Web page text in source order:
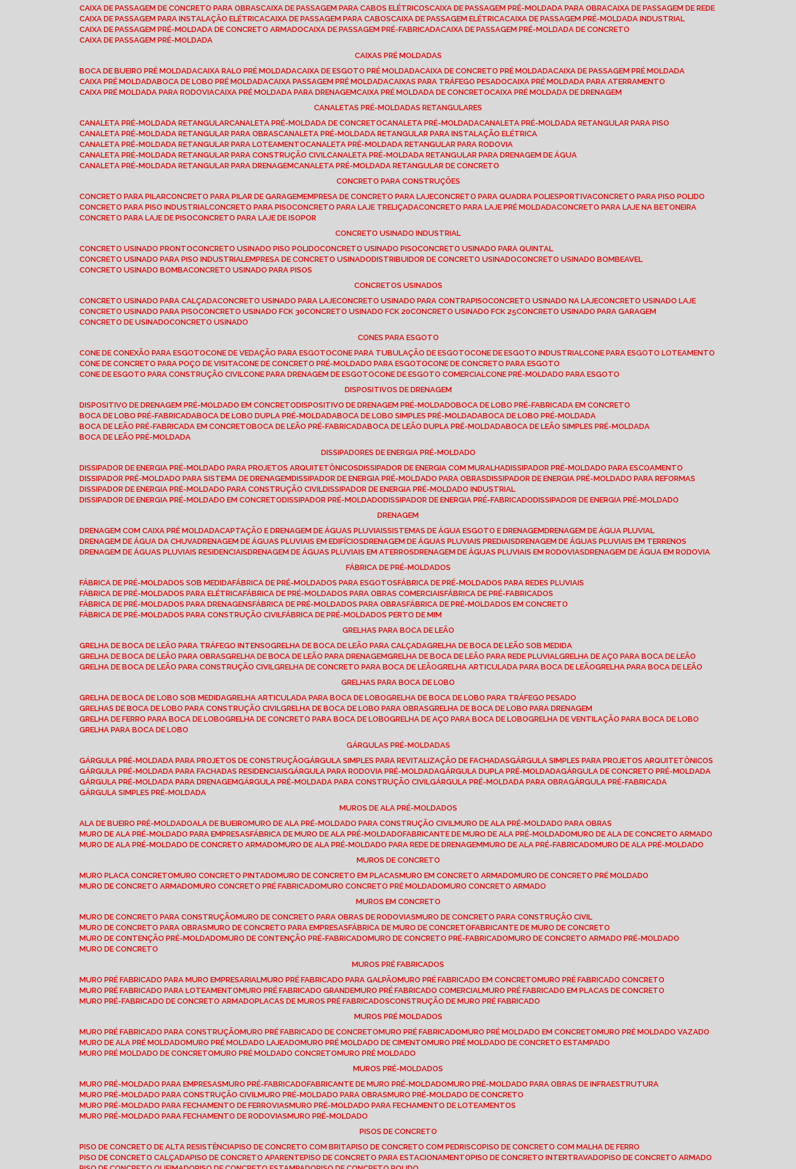
CAIXA DE PASSAGEM DE CONCRETO PARA OBRAS CAIXA DE PASSAGEM PARA CABOS ELÉTRICOS CAIXA DE PASSAGEM PRÉ-MOLDADA PARA OBRA CAIXA DE PASSAGEM DE REDE
CAIXA DE PASSAGEM PARA INSTALAÇÃO ELÉTRICA CAIXA DE PASSAGEM PARA CABOS CAIXA DE PASSAGEM ELÉTRICA CAIXA DE PASSAGEM PRÉ-MOLDADA INDUSTRIAL
CAIXA DE PASSAGEM PRÉ-MOLDADA DE CONCRETO ARMADO CAIXA DE PASSAGEM PRÉ-FABRICADA CAIXA DE PASSAGEM PRÉ-MOLDADA DE CONCRETO
CAIXA DE PASSAGEM PRÉ-MOLDADA
CAIXAS PRÉ MOLDADAS
BOCA DE BUEIRO PRÉ MOLDADA CAIXA RALO PRÉ MOLDADA CAIXA DE ESGOTO PRÉ MOLDADA CAIXA DE CONCRETO PRÉ MOLDADA CAIXA DE PASSAGEM PRÉ MOLDADA
CAIXA PRÉ MOLDADA BOCA DE LOBO PRÉ MOLDADA CAIXA PASSAGEM PRÉ MOLDADA CAIXAS PARA TRÁFEGO PESADO CAIXA PRÉ MOLDADA PARA ATERRAMENTO
CAIXA PRÉ MOLDADA PARA RODOVIA CAIXA PRÉ MOLDADA PARA DRENAGEM CAIXA PRÉ MOLDADA DE CONCRETO CAIXA PRÉ MOLDADA DE DRENAGEM
CANALETAS PRÉ-MOLDADAS RETANGULARES
CANALETA PRÉ-MOLDADA RETANGULAR CANALETA PRÉ-MOLDADA DE CONCRETO CANALETA PRÉ-MOLDADA CANALETA PRÉ-MOLDADA RETANGULAR PARA PISO
CANALETA PRÉ-MOLDADA RETANGULAR PARA OBRAS CANALETA PRÉ-MOLDADA RETANGULAR PARA INSTALAÇÃO ELÉTRICA
CANALETA PRÉ-MOLDADA RETANGULAR PARA LOTEAMENTO CANALETA PRÉ-MOLDADA RETANGULAR PARA RODOVIA
CANALETA PRÉ-MOLDADA RETANGULAR PARA CONSTRUÇÃO CIVIL CANALETA PRÉ-MOLDADA RETANGULAR PARA DRENAGEM DE ÁGUA
CANALETA PRÉ-MOLDADA RETANGULAR PARA DRENAGEM CANALETA PRÉ-MOLDADA RETANGULAR DE CONCRETO
CONCRETO PARA CONSTRUÇÕES
CONCRETO PARA PILAR CONCRETO PARA PILAR DE GARAGEM EMPRESA DE CONCRETO PARA LAJE CONCRETO PARA QUADRA POLIESPORTIVA CONCRETO PARA PISO POLIDO
CONCRETO PARA PISO INDUSTRIAL CONCRETO PARA PISO CONCRETO PARA LAJE TRELIÇADA CONCRETO PARA LAJE PRÉ MOLDADA CONCRETO PARA LAJE NA BETONEIRA
CONCRETO PARA LAJE DE PISO CONCRETO PARA LAJE DE ISOPOR
CONCRETO USINADO INDUSTRIAL
CONCRETO USINADO PRONTO CONCRETO USINADO PISO POLIDO CONCRETO USINADO PISO CONCRETO USINADO PARA QUINTAL
CONCRETO USINADO PARA PISO INDUSTRIAL EMPRESA DE CONCRETO USINADO DISTRIBUIDOR DE CONCRETO USINADO CONCRETO USINADO BOMBEAVEL
CONCRETO USINADO BOMBA CONCRETO USINADO PARA PISOS
CONCRETOS USINADOS
CONCRETO USINADO PARA CALÇADA CONCRETO USINADO PARA LAJE CONCRETO USINADO PARA CONTRAPISO CONCRETO USINADO NA LAJE CONCRETO USINADO LAJE
CONCRETO USINADO PARA PISO CONCRETO USINADO FCK 30 CONCRETO USINADO FCK 20 CONCRETO USINADO FCK 25 CONCRETO USINADO PARA GARAGEM
CONCRETO DE USINADO CONCRETO USINADO
CONES PARA ESGOTO
CONE DE CONEXÃO PARA ESGOTO CONE DE VEDAÇÃO PARA ESGOTO CONE PARA TUBULAÇÃO DE ESGOTO CONE DE ESGOTO INDUSTRIAL CONE PARA ESGOTO LOTEAMENTO
CONE DE CONCRETO PARA POÇO DE VISITA CONE DE CONCRETO PRÉ-MOLDADO PARA ESGOTO CONE DE CONCRETO PARA ESGOTO
CONE DE ESGOTO PARA CONSTRUÇÃO CIVIL CONE PARA DRENAGEM DE ESGOTO CONE DE ESGOTO COMERCIAL CONE PRÉ-MOLDADO PARA ESGOTO
DISPOSITIVOS DE DRENAGEM
DISPOSITIVO DE DRENAGEM PRÉ-MOLDADO EM CONCRETO DISPOSITIVO DE DRENAGEM PRÉ-MOLDADO BOCA DE LOBO PRÉ-FABRICADA EM CONCRETO
BOCA DE LOBO PRÉ-FABRICADA BOCA DE LOBO DUPLA PRÉ-MOLDADA BOCA DE LOBO SIMPLES PRÉ-MOLDADA BOCA DE LOBO PRÉ-MOLDADA
BOCA DE LEÃO PRÉ-FABRICADA EM CONCRETO BOCA DE LEÃO PRÉ-FABRICADA BOCA DE LEÃO DUPLA PRÉ-MOLDADA BOCA DE LEÃO SIMPLES PRÉ-MOLDADA
BOCA DE LEÃO PRÉ-MOLDADA
DISSIPADORES DE ENERGIA PRÉ-MOLDADO
DISSIPADOR DE ENERGIA PRÉ-MOLDADO PARA PROJETOS ARQUITETÔNICOS DISSIPADOR DE ENERGIA COM MURALHA DISSIPADOR PRÉ-MOLDADO PARA ESCOAMENTO
DISSIPADOR PRÉ-MOLDADO PARA SISTEMA DE DRENAGEM DISSIPADOR DE ENERGIA PRÉ-MOLDADO PARA OBRAS DISSIPADOR DE ENERGIA PRÉ-MOLDADO PARA REFORMAS
DISSIPADOR DE ENERGIA PRÉ-MOLDADO PARA CONSTRUÇÃO CIVIL DISSIPADOR DE ENERGIA PRÉ-MOLDADO INDUSTRIAL
DISSIPADOR DE ENERGIA PRÉ-MOLDADO EM CONCRETO DISSIPADOR PRÉ-MOLDADO DISSIPADOR DE ENERGIA PRÉ-FABRICADO DISSIPADOR DE ENERGIA PRÉ-MOLDADO
DRENAGEM
DRENAGEM COM CAIXA PRÉ MOLDADA CAPTAÇÃO E DRENAGEM DE ÁGUAS PLUVIAIS SISTEMAS DE ÁGUA ESGOTO E DRENAGEM DRENAGEM DE ÁGUA PLUVIAL
DRENAGEM DE ÁGUA DA CHUVA DRENAGEM DE ÁGUAS PLUVIAIS EM EDIFÍCIOS DRENAGEM DE ÁGUAS PLUVIAIS PREDIAIS DRENAGEM DE ÁGUAS PLUVIAIS EM TERRENOS
DRENAGEM DE ÁGUAS PLUVIAIS RESIDENCIAIS DRENAGEM DE ÁGUAS PLUVIAIS EM ATERROS DRENAGEM DE ÁGUAS PLUVIAIS EM RODOVIAS DRENAGEM DE ÁGUA EM RODOVIA
FÁBRICA DE PRÉ-MOLDADOS
FÁBRICA DE PRÉ-MOLDADOS SOB MEDIDA FÁBRICA DE PRÉ-MOLDADOS PARA ESGOTOS FÁBRICA DE PRÉ-MOLDADOS PARA REDES PLUVIAIS
FÁBRICA DE PRÉ-MOLDADOS PARA ELÉTRICA FÁBRICA DE PRÉ-MOLDADOS PARA OBRAS COMERCIAIS FÁBRICA DE PRÉ-FABRICADOS
FÁBRICA DE PRÉ-MOLDADOS PARA DRENAGENS FÁBRICA DE PRÉ-MOLDADOS PARA OBRAS FÁBRICA DE PRÉ-MOLDADOS EM CONCRETO
FÁBRICA DE PRÉ-MOLDADOS PARA CONSTRUÇÃO CIVIL FÁBRICA DE PRÉ-MOLDADOS PERTO DE MIM
GRELHAS PARA BOCA DE LEÃO
GRELHA DE BOCA DE LEÃO PARA TRÁFEGO INTENSO
GRELHA DE BOCA DE LEÃO PARA CALÇADA
GRELHA DE BOCA DE LEÃO SOB MEDIDA
GRELHA DE BOCA DE LEÃO PARA OBRAS
GRELHA DE BOCA DE LEÃO PARA DRENAGEM GRELHA DE BOCA DE LEÃO PARA REDE PLUVIAL
GRELHA DE AÇO PARA BOCA DE LEÃO
GRELHA DE BOCA DE LEÃO PARA CONSTRUÇÃO CIVIL
GRELHA DE CONCRETO PARA BOCA DE LEÃO GRELHA ARTICULADA PARA BOCA DE LEÃO
GRELHA PARA BOCA DE LEÃO
GRELHAS PARA BOCA DE LOBO
GRELHA DE BOCA DE LOBO SOB MEDIDA
GRELHA ARTICULADA PARA BOCA DE LOBO
GRELHA DE BOCA DE LOBO PARA TRÁFEGO PESADO
GRELHAS DE BOCA DE LOBO PARA CONSTRUÇÃO CIVIL
GRELHA DE BOCA DE LOBO PARA OBRAS
GRELHA DE BOCA DE LOBO PARA DRENAGEM
GRELHA DE FERRO PARA BOCA DE LOBO
GRELHA DE CONCRETO PARA BOCA DE LOBO GRELHA DE AÇO PARA BOCA DE LOBO
GRELHA DE VENTILAÇÃO PARA BOCA DE LOBO
GRELHA PARA BOCA DE LOBO
GÁRGULAS PRÉ-MOLDADAS
GÁRGULA PRÉ-MOLDADA PARA PROJETOS DE CONSTRUÇÃO
GÁRGULA SIMPLES PARA REVITALIZAÇÃO DE FACHADAS
GÁRGULA SIMPLES PARA PROJETOS ARQUITETÔNICOS
GÁRGULA PRÉ-MOLDADA PARA FACHADAS RESIDENCIAIS
GÁRGULA PARA RODOVIA PRÉ-MOLDADA GÁRGULA DUPLA PRÉ-MOLDADA
GÁRGULA DE CONCRETO PRÉ-MOLDADA
GÁRGULA PRÉ-MOLDADA PARA DRENAGEM
GÁRGULA PRÉ-MOLDADA PARA CONSTRUÇÃO CIVIL GÁRGULA PRÉ-MOLDADA PARA OBRA
GÁRGULA PRÉ-FABRICADA
GÁRGULA SIMPLES PRÉ-MOLDADA
MUROS DE ALA PRÉ-MOLDADOS
ALA DE BUEIRO PRÉ-MOLDADO ALA DE BUEIRO MURO DE ALA PRÉ-MOLDADO PARA CONSTRUÇÃO CIVIL
MURO DE ALA PRÉ-MOLDADO PARA OBRAS
MURO DE ALA PRÉ-MOLDADO PARA EMPRESAS FÁBRICA DE MURO DE ALA PRÉ-MOLDADO FABRICANTE DE MURO DE ALA PRÉ-MOLDADO
MURO DE ALA DE CONCRETO ARMADO
MURO DE ALA PRÉ-MOLDADO DE CONCRETO ARMADO
MURO DE ALA PRÉ-MOLDADO PARA REDE DE DRENAGEM MURO DE ALA PRÉ-FABRICADO
MURO DE ALA PRÉ-MOLDADO
MUROS DE CONCRETO
MURO PLACA CONCRETO
MURO CONCRETO PINTADO MURO DE CONCRETO EM PLACAS MURO EM CONCRETO ARMADO
MURO DE CONCRETO PRÉ MOLDADO
MURO DE CONCRETO ARMADO
MURO CONCRETO PRÉ FABRICADO MURO CONCRETO PRÉ MOLDADO
MURO CONCRETO ARMADO
MUROS EM CONCRETO
MURO DE CONCRETO PARA CONSTRUÇÃO
MURO DE CONCRETO PARA OBRAS DE RODOVIAS
MURO DE CONCRETO PARA CONSTRUÇÃO CIVIL
MURO DE CONCRETO PARA OBRAS
MURO DE CONCRETO PARA EMPRESAS FÁBRICA DE MURO DE CONCRETO FABRICANTE DE MURO DE CONCRETO
MURO DE CONTENÇÃO PRÉ-MOLDADO
MURO DE CONTENÇÃO PRÉ-FABRICADO MURO DE CONCRETO PRÉ-FABRICADO
MURO DE CONCRETO ARMADO PRÉ-MOLDADO
MURO DE CONCRETO
MUROS PRÉ FABRICADOS
MURO PRÉ FABRICADO PARA MURO EMPRESARIAL
MURO PRÉ FABRICADO PARA GALPÃO MURO PRÉ FABRICADO EM CONCRETO
MURO PRÉ FABRICADO CONCRETO
MURO PRÉ FABRICADO PARA LOTEAMENTO
MURO PRÉ FABRICADO GRANDE MURO PRÉ FABRICADO COMERCIAL
MURO PRÉ FABRICADO EM PLACAS DE CONCRETO
MURO PRÉ-FABRICADO DE CONCRETO ARMADO PLACAS DE MUROS PRÉ FABRICADOS CONSTRUÇÃO DE MURO PRÉ FABRICADO
MUROS PRÉ MOLDADOS
MURO PRÉ FABRICADO PARA CONSTRUÇÃO
MURO PRÉ FABRICADO DE CONCRETO MURO PRÉ FABRICADO MURO PRÉ MOLDADO EM CONCRETO
MURO PRÉ MOLDADO VAZADO
MURO DE ALA PRÉ MOLDADO
MURO PRÉ MOLDADO LAJEADO MURO PRÉ MOLDADO DE CIMENTO
MURO PRÉ MOLDADO DE CONCRETO ESTAMPADO
MURO PRÉ MOLDADO DE CONCRETO
MURO PRÉ MOLDADO CONCRETO
MURO PRÉ MOLDADO
MUROS PRÉ-MOLDADOS
MURO PRÉ-MOLDADO PARA EMPRESAS
MURO PRÉ-FABRICADO FABRICANTE DE MURO PRÉ-MOLDADO
MURO PRÉ-MOLDADO PARA OBRAS DE INFRAESTRUTURA
MURO PRÉ-MOLDADO PARA CONSTRUÇÃO CIVIL
MURO PRÉ-MOLDADO PARA OBRAS
MURO PRÉ-MOLDADO DE CONCRETO
MURO PRÉ-MOLDADO PARA FECHAMENTO DE FERROVIAS
MURO PRÉ-MOLDADO PARA FECHAMENTO DE LOTEAMENTOS
MURO PRÉ-MOLDADO PARA FECHAMENTO DE RODOVIAS
MURO PRÉ-MOLDADO
PISOS DE CONCRETO
PISO DE CONCRETO DE ALTA RESISTÊNCIA PISO DE CONCRETO COM BRITA PISO DE CONCRETO COM PEDRISCO PISO DE CONCRETO COM MALHA DE FERRO
PISO DE CONCRETO CALÇADA PISO DE CONCRETO APARENTE PISO DE CONCRETO PARA ESTACIONAMENTO PISO DE CONCRETO INTERTRAVADO PISO DE CONCRETO ARMADO